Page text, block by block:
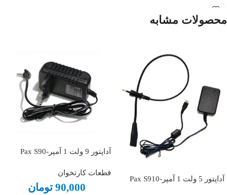
دارد.این دستگاه در دو کلاس به بازار
عرضه شده است.مدل کلاس مینی
حجم پرینتر کوچکتری دارد و صفحه
براساس موجودی ممکن است در
زمان سفارش رنگ بندی مورد نظر
شما موجود نباشد.
محصولات مشابه
آداپتور 5 ولت 1 آمپر-Pax S910
آداپتور 9 ولت 1 آمپر-Pax S90
قطعات کارتخوان
90,000 تومان